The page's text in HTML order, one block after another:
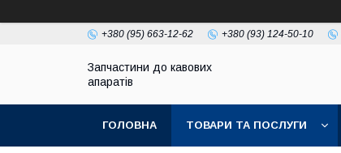
+380 (95) 663-12-62 +380 (93) 124-50-10
Запчастини до кавових
апаратів
ГОЛОВНА ТОВАРИ ТА ПОСЛУГИ